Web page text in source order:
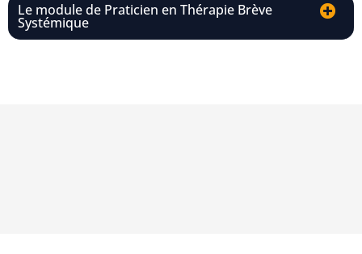
Le module de Praticien en Thérapie Brève
Systémique